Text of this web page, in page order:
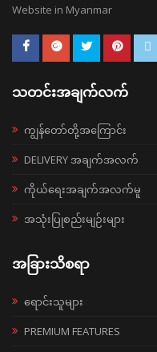
Website in Myanmar
သတင်းအချက်လက်
ကျွန်တော်တို့အကြောင်း
DELIVERY အချက်အလက်
ကိုယ်ရေးအချက်အလက်မူ
အသုံးပြုစည်းမျဉ်းများ
အခြားသိစရာ
ရောင်းသူများ
PREMIUM FEATURES